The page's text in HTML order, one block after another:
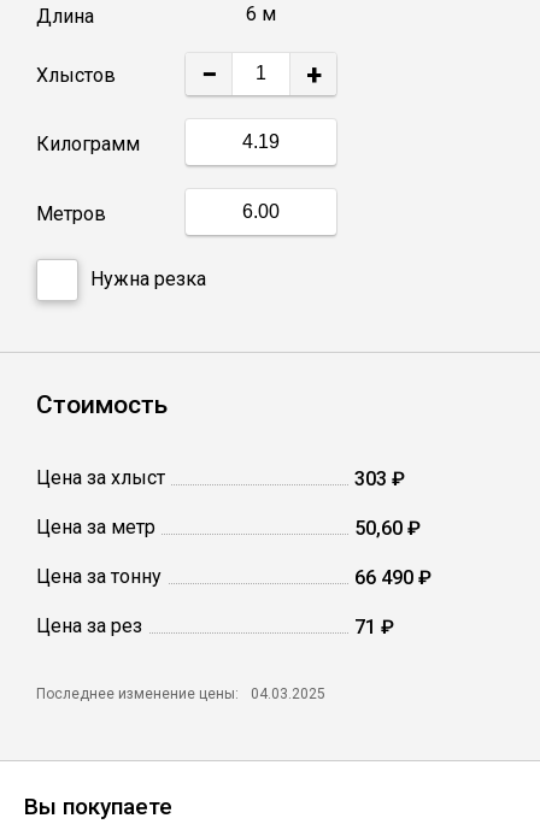
Катанка
Профлист
Винтовые сваи
Сетка кладочная
Круги абразивные
Скобо-гибочные изделия
Длина 6 м
Хлыстов − +
Килограмм
Метров
Нужна резка
Стоимость
Цена за хлыст 303 ₽
Цена за метр 50,60 ₽
Цена за тонну 66 490 ₽
Цена за рез 71 ₽
Последнее изменение цены: 04.03.2025
Вы покупаете